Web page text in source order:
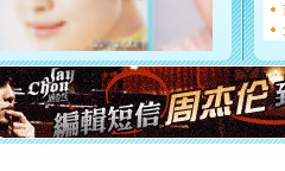
[元旦]
看
断电。
你是我
[元旦]如
起；二是
离。水晶
[元旦]当